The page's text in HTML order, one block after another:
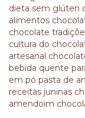
dieta sem glúten
alimentos
chocolate
cultura do
artesanal
bebida quente
em pó pasta de
receitas juninas
amendoim